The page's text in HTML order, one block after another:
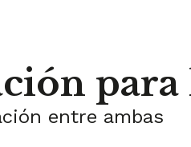
entre ambas